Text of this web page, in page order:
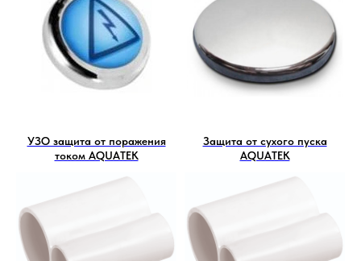
УЗО защита от поражения
током AQUATEK
Защита от сухого пуска
AQUATEK